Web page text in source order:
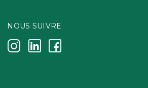
NOUS SUIVRE
j k i